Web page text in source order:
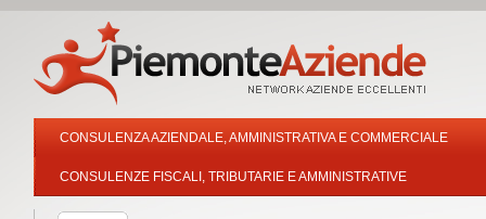
CONSULENZA AZIENDALE, AMMINISTRATIVA E COMMERCIALE
CONSULENZE FISCALI, TRIBUTARIE E AMMINISTRATIVE